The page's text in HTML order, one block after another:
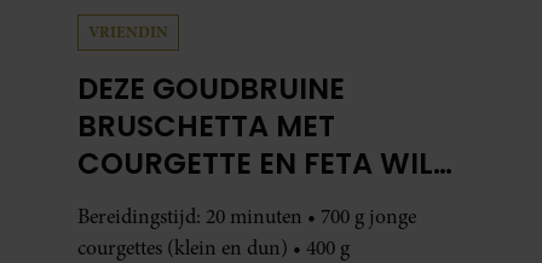
VRIENDIN
DEZE GOUDBRUINE
BRUSCHETTA MET
COURGETTE EN FETA WIL
JE METEEN MAKEN
Bereidingstijd: 20 minuten • 700 g jonge
courgettes (klein en dun) • 400 g